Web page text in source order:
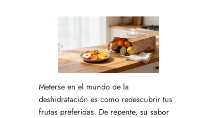
Meterse en el mundo de la
deshidratación es como redescubrir tus
frutas preferidas. De repente, su sabor